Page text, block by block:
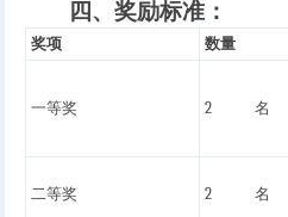
四、奖励标准：
奖项 数量
一等奖 2
二等奖 2 名